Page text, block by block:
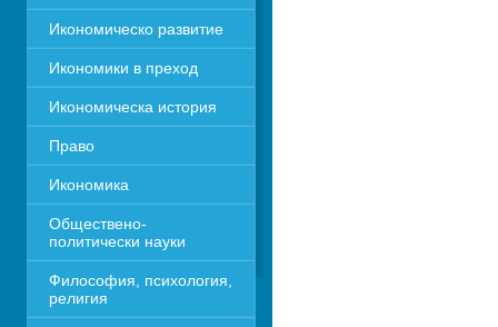
Икономическо развитие
Икономики в преход
Икономическа история
Право
Икономика
Обществено-
политически науки
Философия, психология,
религия